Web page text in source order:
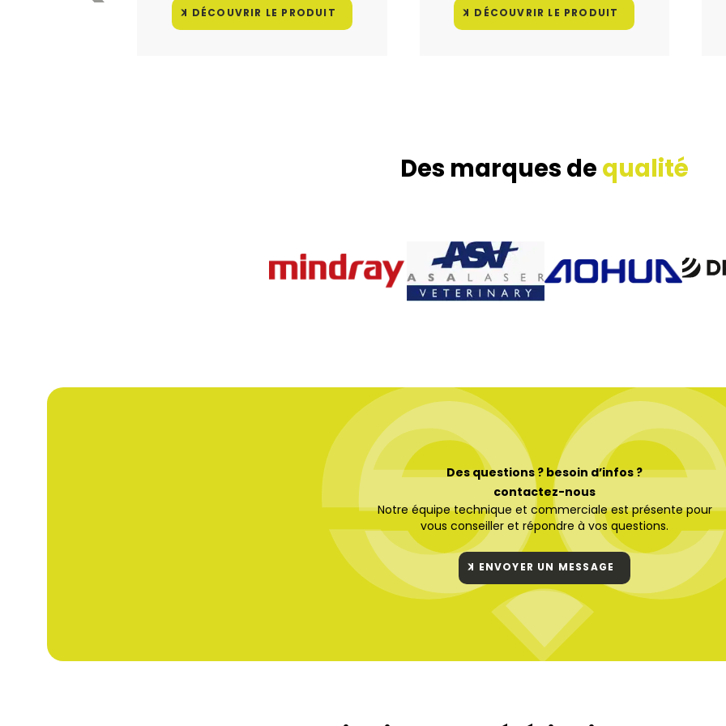
DÉCOUVRIR LE PRODUIT DÉCOUVRIR LE PRODUIT
Des marques de qualité
Des questions ? besoin d’infos ?
contactez-nous
Notre équipe technique et commerciale est présente pour
vous conseiller et répondre à vos questions.
ENVOYER UN MESSAGE